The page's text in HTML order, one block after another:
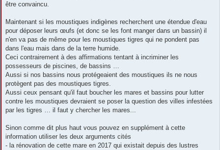
être convaincu.
Maintenant si les moustiques indigènes recherchent une étendue d'eau
pour déposer leurs œufs (et donc se les font manger dans un bassin) il
n'en va pas de même pour les moustiques tigres qui ne pondent pas
dans l'eau mais dans de la terre humide.
Ceci contrairement à des affirmations tentant à incriminer les
possesseurs de piscines, de bassins …
Aussi si nos bassins nous protégeaient des moustiques ils ne nous
protègent pas des moustiques tigres.
Aussi ceux pensant qu'il faut boucher les mares et bassins pour lutter
contre les moustiques devraient se poser la question des villes infestées
par les tigres … il faut y chercher les mares...
Sinon comme dit plus haut vous pouvez en supplément à cette
information utiliser les deux arguments cités
- la rénovation de cette mare en 2017 qui existait depuis des lustres